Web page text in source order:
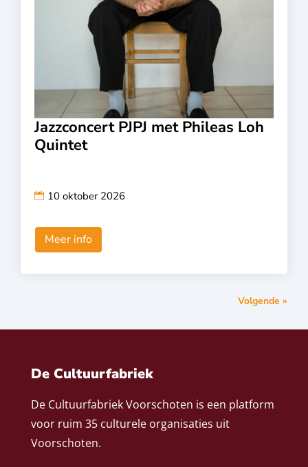
Jazzconcert PJPJ met Phileas Loh
Quintet
10 oktober 2026
Meer info
Volgende »
De Cultuurfabriek
De Cultuurfabriek Voorschoten is een platform
voor ruim 35 culturele organisaties uit
Voorschoten.